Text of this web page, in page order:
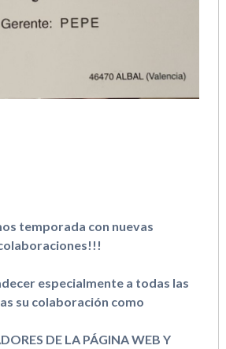
temporada con nuevas
especialmente a todas las
su colaboración como
DE LA PÁGINA WEB Y